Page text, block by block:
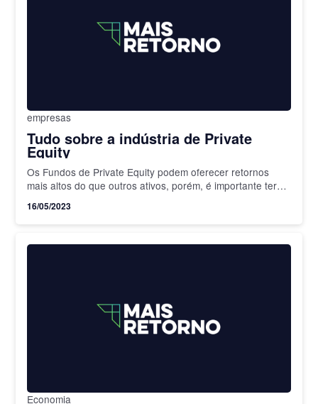
empresas
Tudo sobre a indústria de Private
Equity
Os Fundos de Private Equity podem oferecer retornos
mais altos do que outros ativos, porém, é importante ter
16/05/2023
Economia